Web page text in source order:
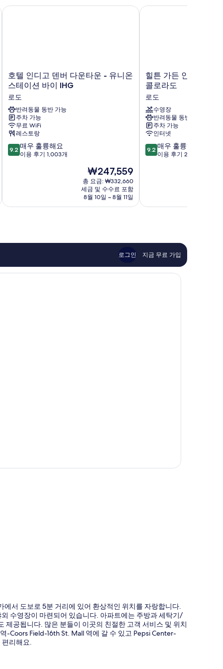
호
텔
디
고
덴
버
다
운
타
스
바
로
호텔 인디고 덴버 다운타운 - 유니온
스테이션 바이 IHG
로도
반려동물 동반 가능
주차 가능
무료 WiFi
레스토랑
10
점
매
해
용
9.2 매우 훌륭해요
이용 후기 1,003개
현
재
요
금
₩247,559
₩247,559
총 요금: ₩332,660
세금 및 수수료 포함
8월 10일 ~ 8월 11일
호텔 인디고 덴버 다운타운 - 유니온 스테이션 바이 IHG
힐
튼
가
든
인
덴
버
유
니
언
로
도
힐튼 가든 인 덴버 유
콜로라도
로도
수영장
반려동물 동반 가능
주차 가능
인터넷
10
점
매
해
요,
용
9.2 매우 훌륭해요
이용 후기 2,338개
힐튼 가든 인 덴버 유니
로그인 지금 무료 가입
서 도보로 5분 거리에 있어 환상적인 위치를 자랑합니다.
수영장이 마련되어 있습니다. 아파트에는 주방과 세탁기/
제공됩니다. 많은 분들이 이곳의 친절한 고객 서비스 및 위치
-Coors Field-16th St. Mall 역에 갈 수 있고 Pepsi Center-
리해요.